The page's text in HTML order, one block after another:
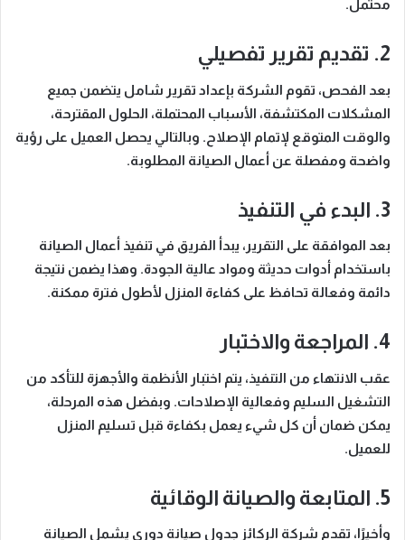
محتمل.
2. تقديم تقرير تفصيلي
بعد الفحص، تقوم الشركة بإعداد تقرير شامل يتضمن جميع
المشكلات المكتشفة، الأسباب المحتملة، الحلول المقترحة،
والوقت المتوقع لإتمام الإصلاح. وبالتالي يحصل العميل على رؤية
واضحة ومفصلة عن أعمال الصيانة المطلوبة.
3. البدء في التنفيذ
بعد الموافقة على التقرير ، يبدأ الفريق في تنفيذ أعمال الصيانة
باستخدام أدوات حديثة ومواد عالية الجودة. وهذا يضمن نتيجة
دائمة وفعالة تحافظ على كفاءة المنزل لأطول فترة ممكنة.
4. المراجعة والاختبار
عقب الانتهاء من التنفيذ، يتم اختبار الأنظمة والأجهزة للتأكد من
التشغيل السليم وفعالية الإصلاحات. وبفضل هذه المرحلة،
يمكن ضمان أن كل شيء يعمل بكفاءة قبل تسليم المنزل
للعميل.
5. المتابعة والصيانة الوقائية
وأخيرًا، تقدم شركة الركائز جدول صيانة دوري يشمل الصيانة